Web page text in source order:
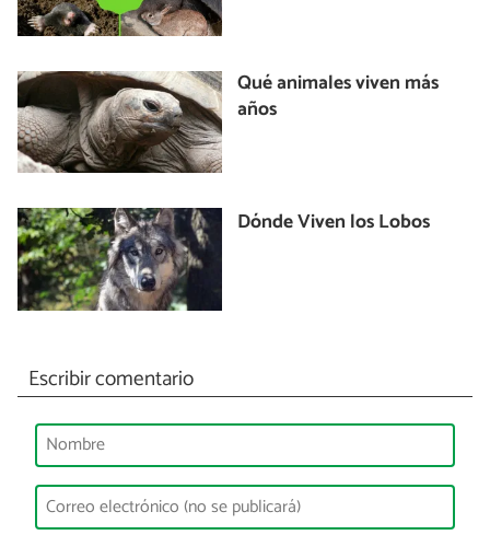
Qué animales viven más
años
Dónde Viven los Lobos
Escribir comentario